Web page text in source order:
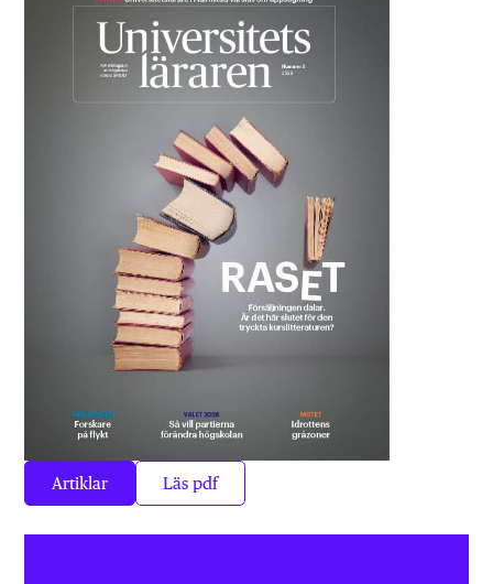
Artiklar Läs pdf